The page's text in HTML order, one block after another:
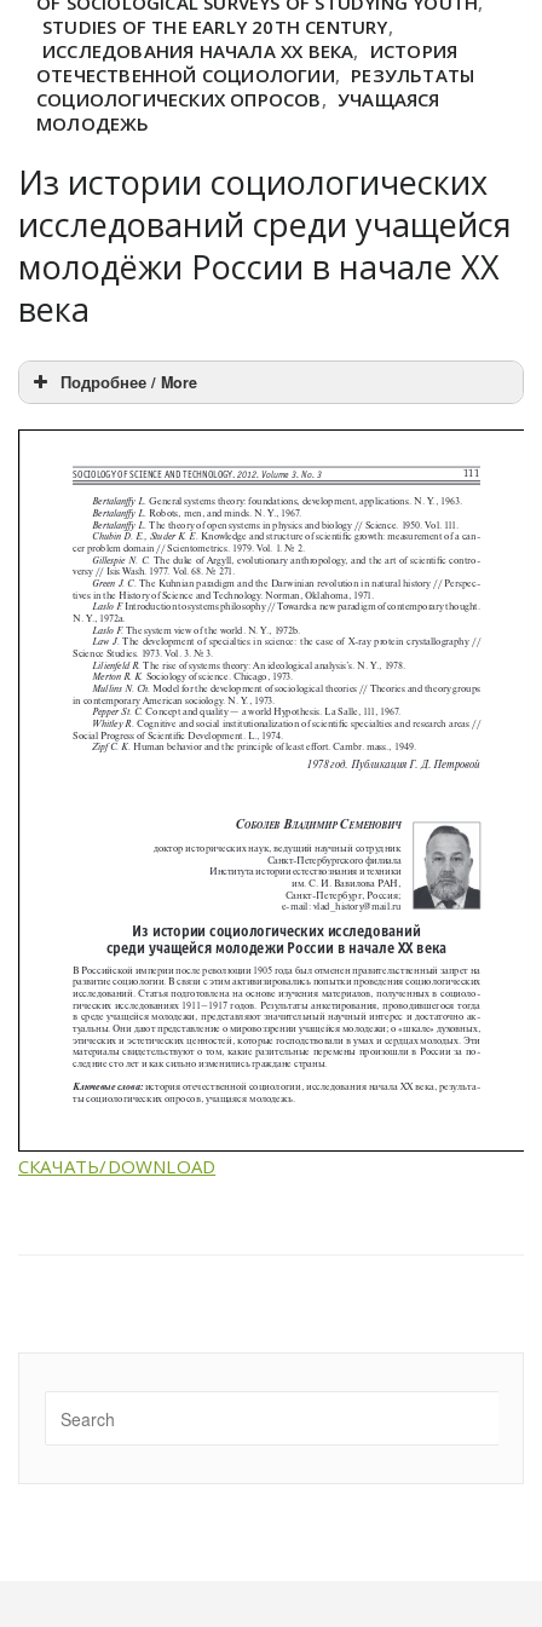
STUDIES OF THE EARLY 20TH CENTURY,
ИССЛЕДОВАНИЯ НАЧАЛА XX ВЕКА, ИСТОРИЯ
ОТЕЧЕСТВЕННОЙ СОЦИОЛОГИИ, РЕЗУЛЬТАТЫ
СОЦИОЛОГИЧЕСКИХ ОПРОСОВ, УЧАЩАЯСЯ
МОЛОДЕЖЬ
Из истории социологических
исследований среди учащейся
молодёжи России в начале XX
века
Подробнее / More
СКАЧАТЬ/DOWNLOAD